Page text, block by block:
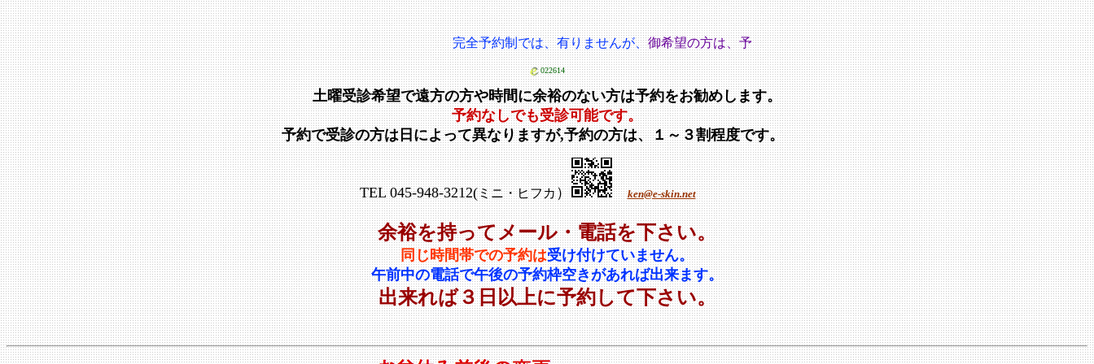
完全予約制では、有りませんが、御希望の方は、予約可能です。
022614
土曜受診希望で遠方の方や時間に余裕のない方は予約をお勧めします。
予約なしでも受診可能です。
予約で受診の方は日によって異なりますが,予約の方は、１～３割程度です。
TEL 045-948-3212(ミニ・ヒフカ） ken@e-skin.net
余裕を持ってメール・電話を下さい。
同じ時間帯での予約は受け付けていません。
午前中の電話で午後の予約枠空きがあれば出来ます。
出来れば３日以上に予約して下さい。